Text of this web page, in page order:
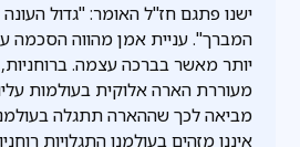
ישנו פתגם חז"ל האומר: "גדול
המברך". עניית אמן מהווה הסכמה
יותר מאשר בברכה עצמה.
מעוררת הארה אלוקית בעולמות
מביאה לכך שההארה תתגלה
איננו מזהים בעולמנו התגלויות